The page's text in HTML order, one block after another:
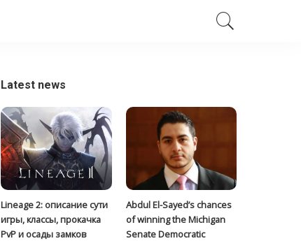
Latest news
Lineage 2: описание сути
игры, классы, прокачка
PvP и осады замков
Abdul El-Sayed’s chances
of winning the Michigan
Senate Democratic